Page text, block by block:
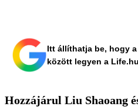
Itt állíthatja be, hogy
között legyen a Life.hu
Hozzájárul Liu Shaoang